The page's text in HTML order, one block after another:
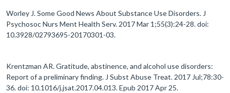
Worley J. Some Good News About Substance Use Disorders. J
Psychosoc Nurs Ment Health Serv. 2017 Mar 1;55(3):24-28. doi:
10.3928/02793695-20170301-03.
Krentzman AR. Gratitude, abstinence, and alcohol use disorders:
Report of a preliminary finding. J Subst Abuse Treat. 2017 Jul;78:30-
36. doi: 10.1016/j.jsat.2017.04.013. Epub 2017 Apr 25.